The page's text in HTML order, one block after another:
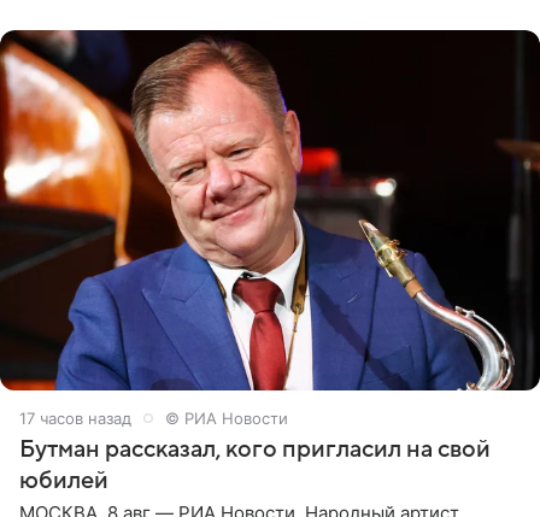
17 часов назад © РИА Новости
Бутман рассказал, кого пригласил на свой
юбилей
МОСКВА, 8 авг — РИА Новости. Народный артист